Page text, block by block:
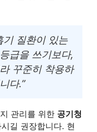
기 질환이 있는
급을 쓰기보다,
꾸준히 착용하
다.”
관리를 위한 공기청
길 권장합니다. 현